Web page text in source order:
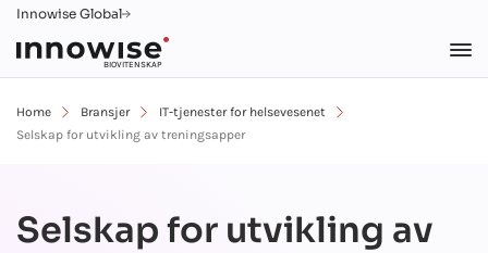
Innowise Global
BIOVITENSKAP
Home Bransjer
IT-tjenester for helsevesenet
Selskap for utvikling av treningsapper
Selskap for utvikling av